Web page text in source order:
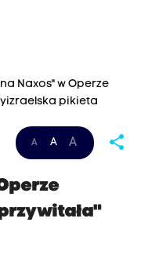
Naxos" w Operze
pikieta
A A A share